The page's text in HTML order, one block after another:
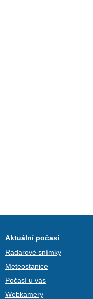
Aktuální počasí
Radarové snímky
Meteostanice
Počasí u vás
Webkamery